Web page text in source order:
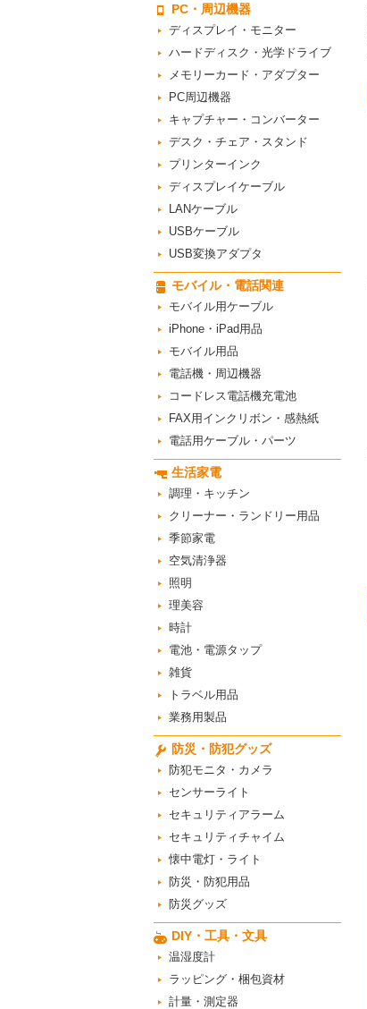
PC・周辺機器
ディスプレイ・モニター
ハードディスク・光学ドライブ
メモリーカード・アダプター
PC周辺機器
キャプチャー・コンバーター
デスク・チェア・スタンド
プリンターインク
ディスプレイケーブル
LANケーブル
USBケーブル
USB変換アダプタ
モバイル・電話関連
モバイル用ケーブル
iPhone・iPad用品
モバイル用品
電話機・周辺機器
コードレス電話機充電池
FAX用インクリボン・感熱紙
電話用ケーブル・パーツ
生活家電
調理・キッチン
クリーナー・ランドリー用品
季節家電
空気清浄器
照明
理美容
時計
電池・電源タップ
雑貨
トラベル用品
業務用製品
防災・防犯グッズ
防犯モニタ・カメラ
センサーライト
セキュリティアラーム
セキュリティチャイム
懐中電灯・ライト
防災・防犯用品
防災グッズ
DIY・工具・文具
温湿度計
ラッピング・梱包資材
計量・測定器